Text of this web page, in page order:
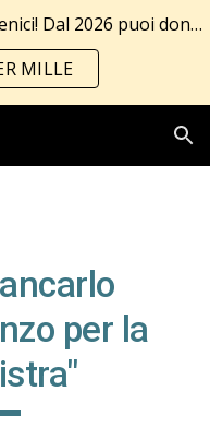
Skip to navigation
Versa la quota associativa e sostienici! Dal 2026 puoi donare anche il 5 per mille!!! Tutte le info al link
MILLE
per la